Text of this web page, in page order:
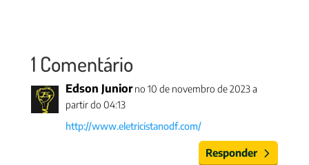
1 Comentário
Edson Junior no 10 de novembro de 2023 a
partir do 04:13
http://www.eletricistanodf.com/
Responder